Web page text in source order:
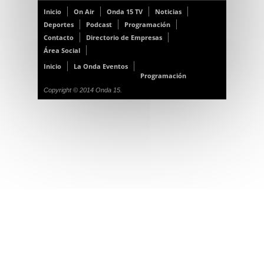
Inicio On Air Onda 15 TV
Noticias
Deportes
Podcast
Programación
Contacto
Directorio de Empresas
Área Social
Inicio
La Onda Eventos
Programación
Copyright © 2014 Onda 15.